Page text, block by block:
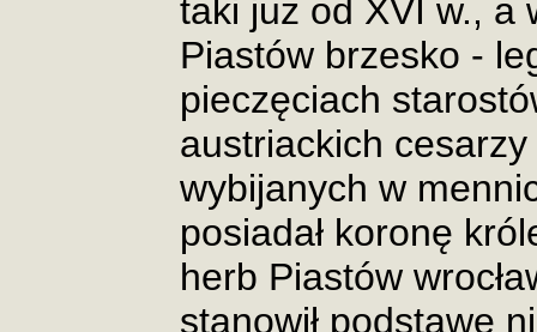
taki już od XVI w., a
Piastów brzesko -
pieczęciach
austriackich
wybijanych w
posiadał koronę
herb Piastów
stanowił podstawę